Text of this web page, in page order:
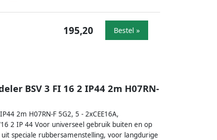
195,20 Bestel »
BSV 3 FI 16 2 IP44 2m H07RN-
2m H07RN-F 5G2, 5 - 2xCEE16A,
2 IP 44 Voor universeel gebruik buiten en op
speciale rubbersamenstelling, voor langdurige